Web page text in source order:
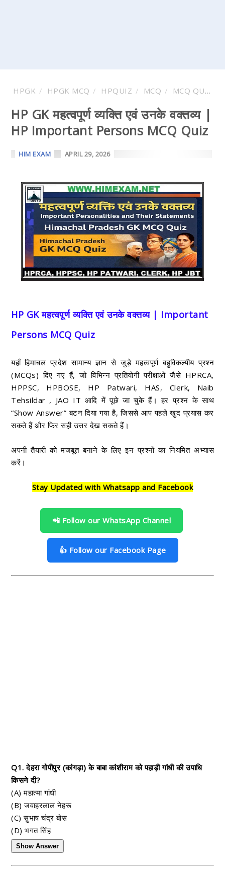
HPGK HPGK MCQ HPQUIZ MCQ MCQ QUESTION AND ANSWER
HP GK महत्वपूर्ण व्यक्ति एवं उनके वक्तव्य |
HP Important Persons MCQ Quiz
HIM EXAM APRIL 29, 2026
HP GK महत्वपूर्ण व्यक्ति एवं उनके वक्तव्य | Important
Persons MCQ Quiz
यहाँ हिमाचल प्रदेश सामान्य ज्ञान से जुड़े महत्वपूर्ण बहुविकल्पीय प्रश्न
(MCQs) दिए गए हैं, जो विभिन्न प्रतियोगी परीक्षाओं जैसे HPRCA,
HPPSC, HPBOSE, HP Patwari, HAS, Clerk, Naib
Tehsildar , JAO IT आदि में पूछे जा चुके हैं। हर प्रश्न के साथ
“Show Answer” बटन दिया गया है, जिससे आप पहले खुद प्रयास कर
सकते हैं और फिर सही उत्तर देख सकते हैं।
अपनी तैयारी को मजबूत बनाने के लिए इन प्रश्नों का नियमित अभ्यास
करें।
Stay Updated with Whatsapp and Facebook
📲 Follow our WhatsApp Channel
👍 Follow our Facebook Page
Q1. देहरा गोपीपुर (कांगड़ा) के बाबा कांशीराम को पहाड़ी गांधी की उपाधि
किसने दी?
(A) महात्मा गांधी
(B) जवाहरलाल नेहरू
(C) सुभाष चंद्र बोस
(D) भगत सिंह
Show Answer